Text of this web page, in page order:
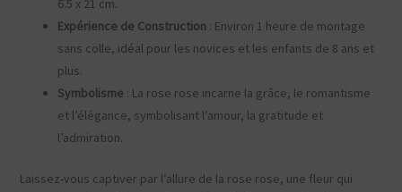
6.5 x 21 cm.
Expérience de Construction : Environ 1 heure de montage
sans colle, idéal pour les novices et les enfants de 8 ans et
plus.
Symbolisme : La rose rose incarne la grâce, le romantisme
et l’élégance, symbolisant l’amour, la gratitude et
l’admiration.
Laissez-vous captiver par l’allure de la rose rose, une fleur qui